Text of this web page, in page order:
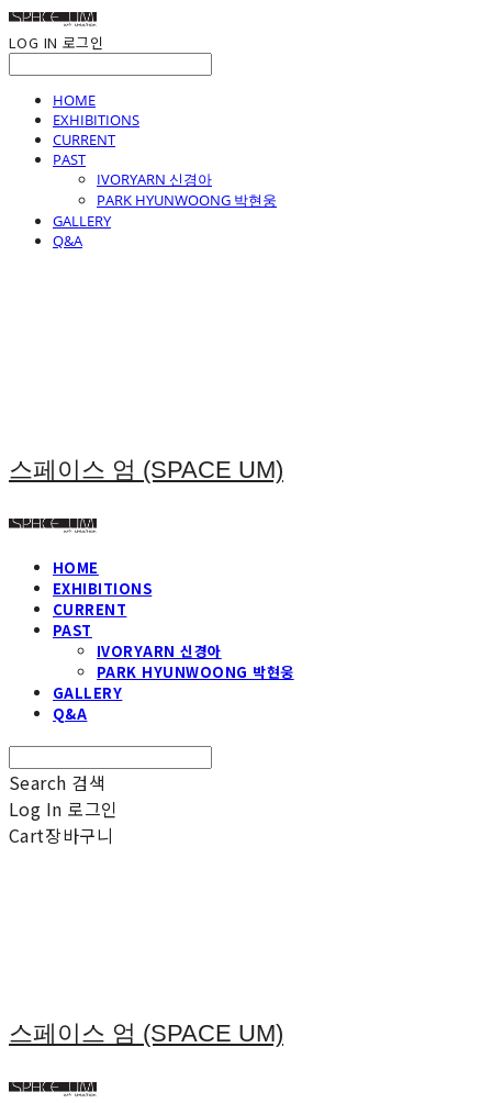
LOG IN 로그인
HOME
EXHIBITIONS
CURRENT
PAST
IVORYARN 신경아
PARK HYUNWOONG 박현웅
GALLERY
Q&A
스페이스 엄 (SPACE UM)
HOME
EXHIBITIONS
CURRENT
PAST
IVORYARN 신경아
PARK HYUNWOONG 박현웅
GALLERY
Q&A
Search 검색
Log In 로그인
Cart장바구니
스페이스 엄 (SPACE UM)